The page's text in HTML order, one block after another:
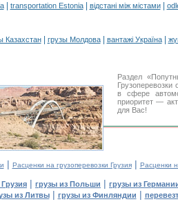
| transportation Estonia| відстані між містами|
Казахстан| грузы Молдова| вантажі Україна|
Раздел
в сфере
приоритет —
для Вас!
| Расценки на грузоперевозки Грузия| Расценки
| грузы из Польши | грузы из
из Литвы| грузы из Финляндии |